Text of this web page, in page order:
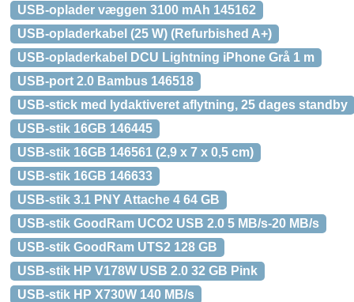
USB-oplader væggen 3100 mAh 145162
USB-opladerkabel (25 W) (Refurbished A+)
USB-opladerkabel DCU Lightning iPhone Grå 1 m
USB-port 2.0 Bambus 146518
USB-stick med lydaktiveret aflytning, 25 dages standby
USB-stik 16GB 146445
USB-stik 16GB 146561 (2,9 x 7 x 0,5 cm)
USB-stik 16GB 146633
USB-stik 3.1 PNY Attache 4 64 GB
USB-stik GoodRam UCO2 USB 2.0 5 MB/s-20 MB/s
USB-stik GoodRam UTS2 128 GB
USB-stik HP V178W USB 2.0 32 GB Pink
USB-stik HP X730W 140 MB/s